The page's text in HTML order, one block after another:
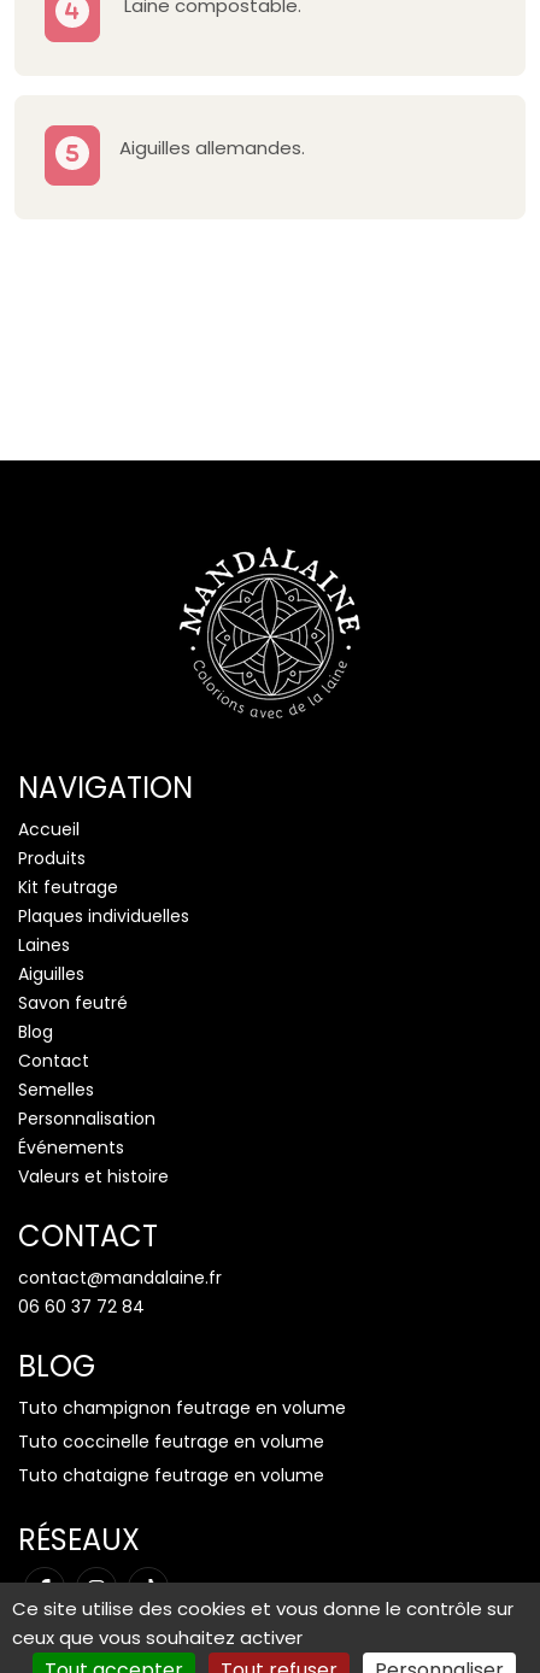
Aiguilles allemandes.
NAVIGATION
Accueil
Produits
Kit feutrage
Plaques individuelles
Laines
Aiguilles
Savon feutré
Blog
Contact
Semelles
Personnalisation
Événements
Valeurs et histoire
CONTACT
contact@mandalaine.fr
06 60 37 72 84
BLOG
Tuto champignon feutrage en volume
Tuto coccinelle feutrage en volume
Tuto chataigne feutrage en volume
RÉSEAUX
Ce site utilise des cookies et vous donne le contrôle sur
ceux que vous souhaitez activer